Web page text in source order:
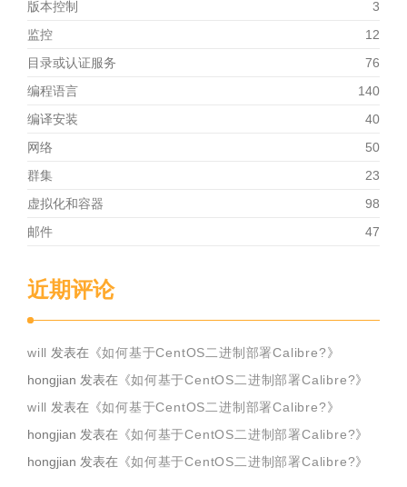
版本控制
3
监控
12
目录或认证服务
76
编程语言
140
编译安装
40
网络
50
群集
23
虚拟化和容器
98
邮件
47
近期评论
will 发表在《如何基于CentOS二进制部署Calibre?》
hongjian 发表在《如何基于CentOS二进制部署Calibre?》
will 发表在《如何基于CentOS二进制部署Calibre?》
hongjian 发表在《如何基于CentOS二进制部署Calibre?》
hongjian 发表在《如何基于CentOS二进制部署Calibre?》